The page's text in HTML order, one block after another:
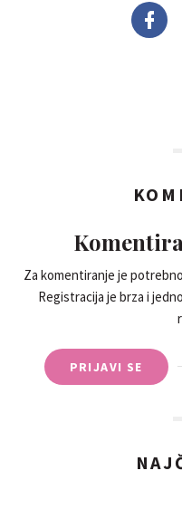
Za komentiranje je
Registracija je brza i
PRIJAVI SE